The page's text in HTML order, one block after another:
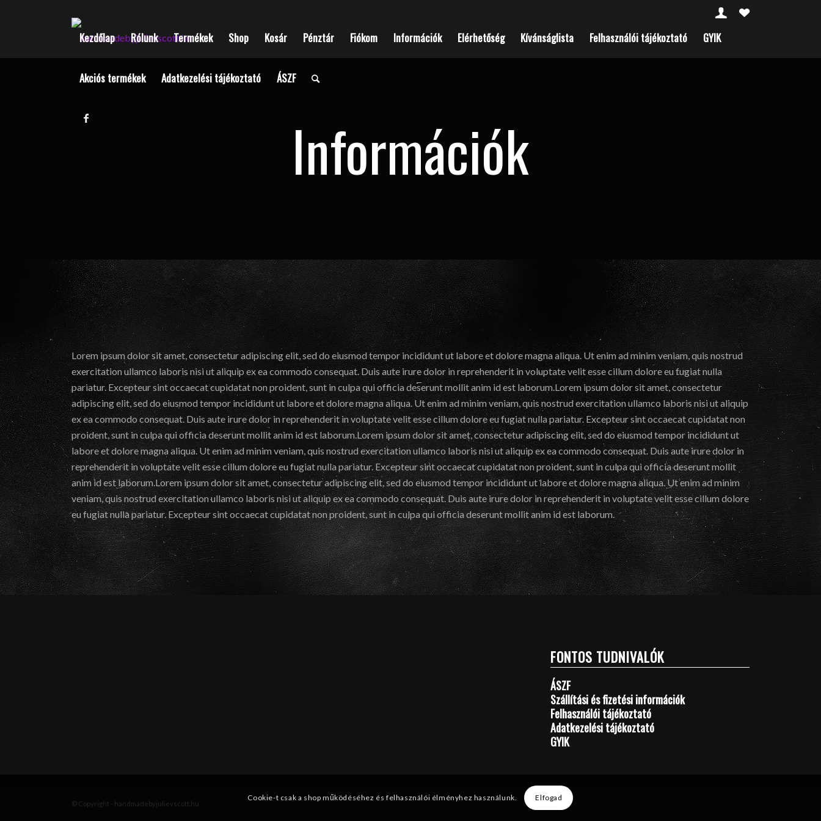
Kezdőlap Rólunk Termékek Shop Kosár Pénztár Fiókom Információk Elérhetőség Kívánságlista Felhasználói tájékoztató GYIK
Akciós termékek Adatkezelési tájékoztató ÁSZF
Információk
Lorem ipsum dolor sit amet, consectetur adipiscing elit, sed do eiusmod tempor incididunt ut labore et dolore magna aliqua. Ut enim ad minim veniam, quis nostrud
exercitation ullamco laboris nisi ut aliquip ex ea commodo consequat. Duis aute irure dolor in reprehenderit in voluptate velit esse cillum dolore eu fugiat nulla
pariatur. Excepteur sint occaecat cupidatat non proident, sunt in culpa qui officia deserunt mollit anim id est laborum.Lorem ipsum dolor sit amet, consectetur
adipiscing elit, sed do eiusmod tempor incididunt ut labore et dolore magna aliqua. Ut enim ad minim veniam, quis nostrud exercitation ullamco laboris nisi ut aliquip
ex ea commodo consequat. Duis aute irure dolor in reprehenderit in voluptate velit esse cillum dolore eu fugiat nulla pariatur. Excepteur sint occaecat cupidatat non
proident, sunt in culpa qui officia deserunt mollit anim id est laborum.Lorem ipsum dolor sit amet, consectetur adipiscing elit, sed do eiusmod tempor incididunt ut
labore et dolore magna aliqua. Ut enim ad minim veniam, quis nostrud exercitation ullamco laboris nisi ut aliquip ex ea commodo consequat. Duis aute irure dolor in
reprehenderit in voluptate velit esse cillum dolore eu fugiat nulla pariatur. Excepteur sint occaecat cupidatat non proident, sunt in culpa qui officia deserunt mollit
anim id est laborum.Lorem ipsum dolor sit amet, consectetur adipiscing elit, sed do eiusmod tempor incididunt ut labore et dolore magna aliqua. Ut enim ad minim
veniam, quis nostrud exercitation ullamco laboris nisi ut aliquip ex ea commodo consequat. Duis aute irure dolor in reprehenderit in voluptate velit esse cillum dolore
eu fugiat nulla pariatur. Excepteur sint occaecat cupidatat non proident, sunt in culpa qui officia deserunt mollit anim id est laborum.
FONTOS TUDNIVALÓK
ÁSZF
Szállítási és fizetési információk
Felhasználói tájékoztató
Adatkezelési tájékoztató
GYIK
© Copyright - handmadebyjulievscott.hu
Cookie-t csak a shop működéséhez és felhasználói élményhez használunk. Elfogad